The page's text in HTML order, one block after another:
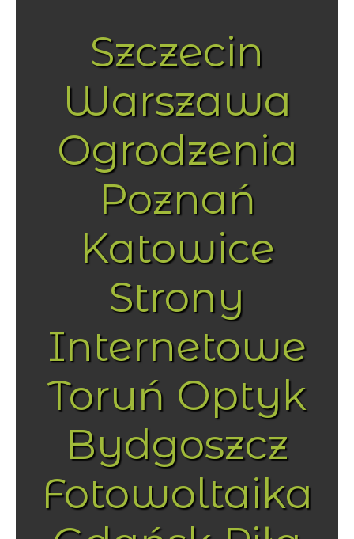
Szczecin
Warszawa
Ogrodzenia
Poznań
Katowice
Strony
Internetowe
Toruń Optyk
Bydgoszcz
Fotowoltaika